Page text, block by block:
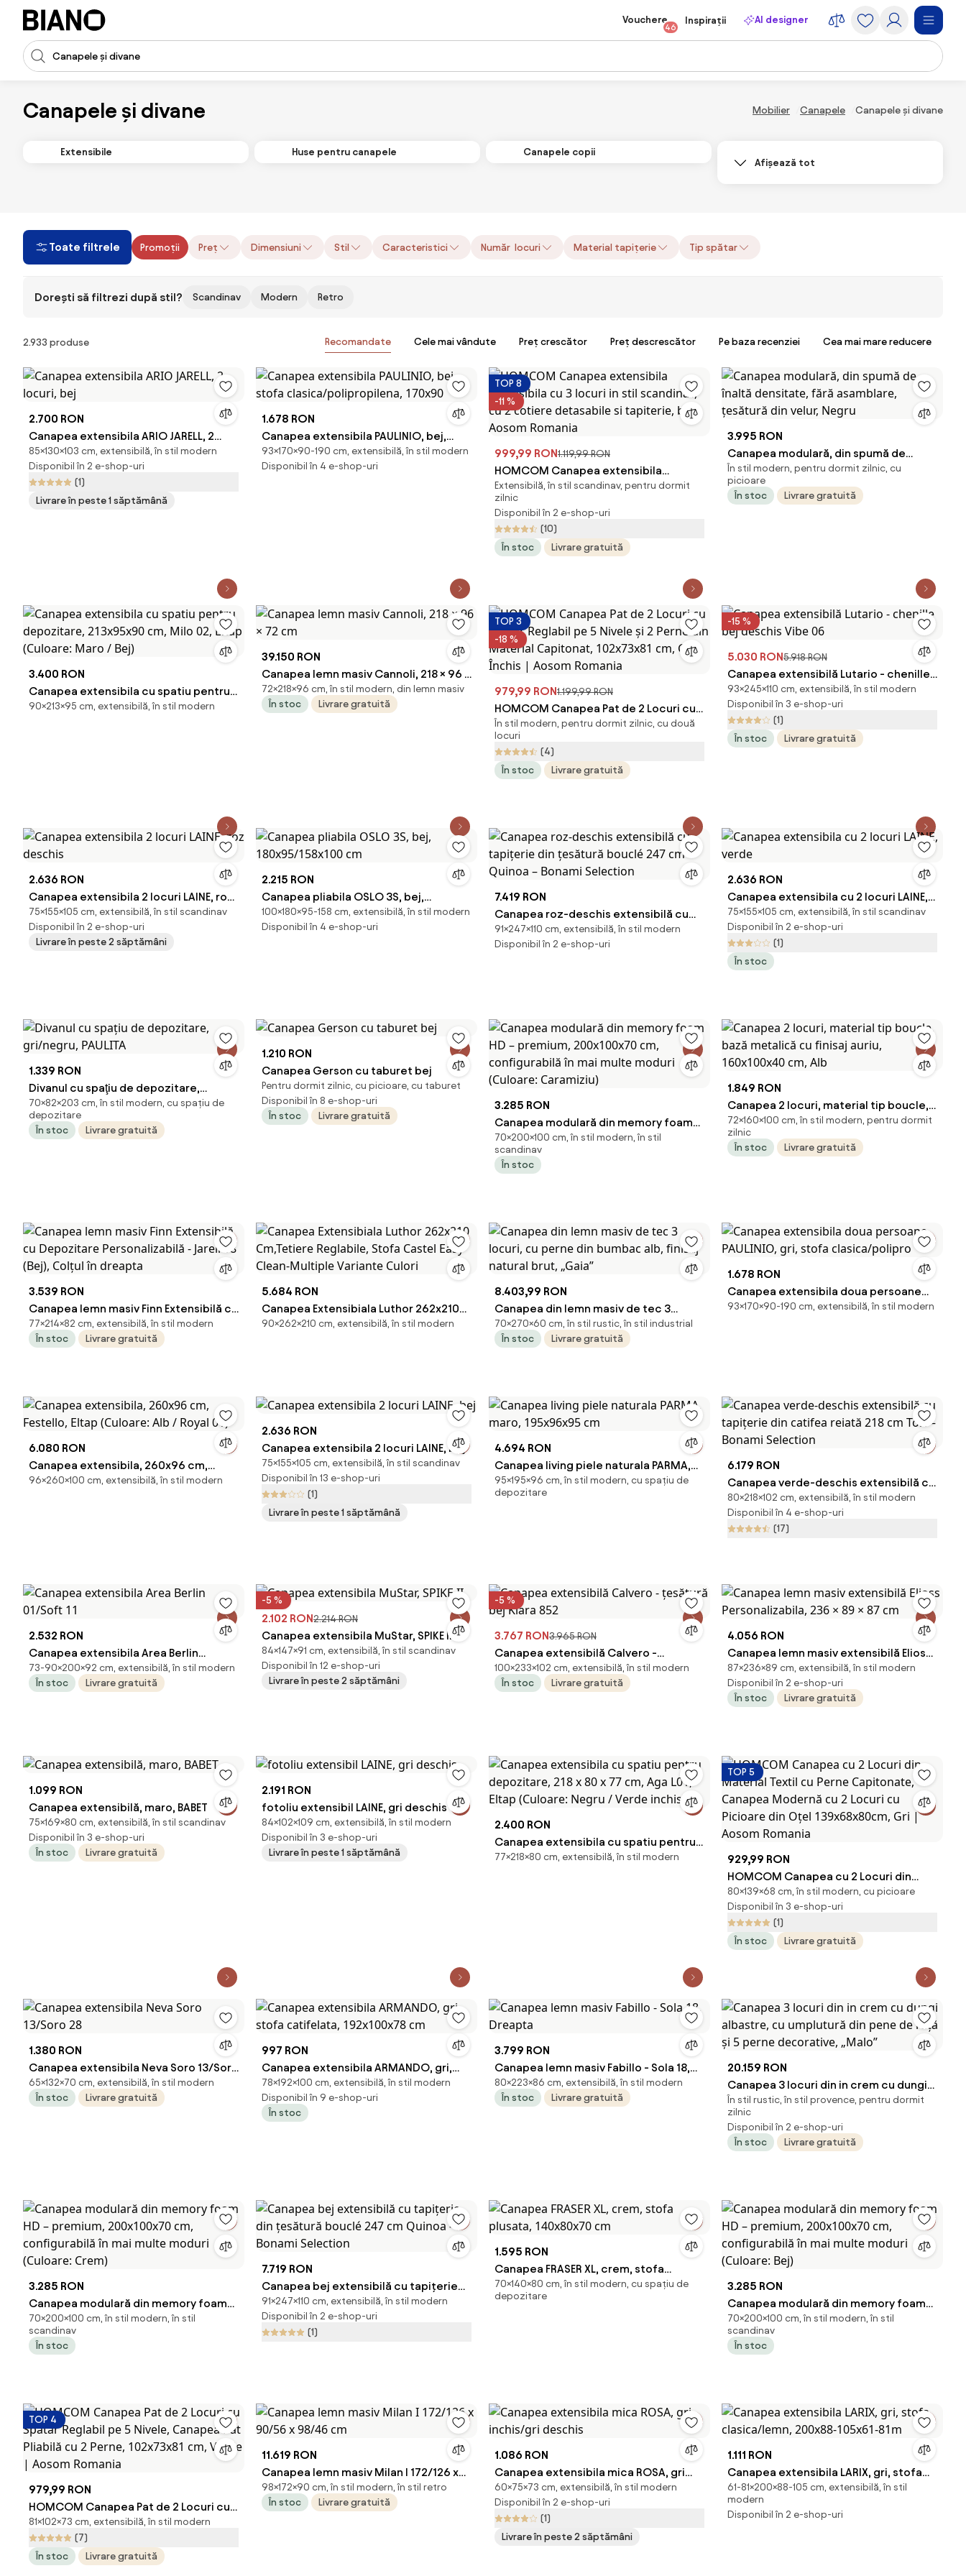
Sari peste navigare, accesează conținutul
Introducerea căutării
Vouchere
46
Inspirații AI designer
Canapele și divane Mobilier Canapele Canapele și divane
Extensibile Huse pentru canapele
Canapele copii
Afișează tot
Toate filtrele Promoții Preț Dimensiuni Stil Caracteristici Număr locuri Material tapițerie Tip spătar
Dorești să filtrezi după stil? Scandinav Modern Retro
Produse
2.933 produse Recomandate Cele mai vândute Preț crescător Preț descrescător Pe baza recenziei Cea mai mare reducere
2.700 RON
Canapea extensibila ARIO JARELL, 2
locuri, bej
85×130×103 cm, extensibilă, în stil modern
Disponibil în 2 e-shop-uri
(1)
Livrare în peste 1 săptămână
1.678 RON
Canapea extensibila PAULINIO, bej,
stofa clasica/polipropilena, 170x90
93×170×90-190 cm, extensibilă, în stil modern
Disponibil în 4 e-shop-uri
TOP 8
-11 %
999,99 RON1.119,99 RON
HOMCOM Canapea extensibila
extensibila cu 3 locuri in stil scandinav,
cu 2 cotiere detasabile si tapiterie, bej
| Aosom Romania
Extensibilă, în stil scandinav, pentru dormit
zilnic
Disponibil în 2 e-shop-uri
(10)
În stoc
Livrare gratuită
3.995 RON
Canapea modulară, din spumă de
înaltă densitate, fără asamblare,
țesătură din velur, Negru
În stil modern, pentru dormit zilnic, cu
picioare
În stoc
Livrare gratuită
3.400 RON
Canapea extensibila cu spatiu pentru
depozitare, 213x95x90 cm, Milo 02,
90×213×95 cm, extensibilă, în stil modern
39.150 RON
Canapea lemn masiv Cannoli, 218 × 96 ×
72 cm
72×218×96 cm, în stil modern, din lemn masiv
În stoc
Livrare gratuită
TOP 3
-18 %
979,99 RON1.199,99 RON
HOMCOM Canapea Pat de 2 Locuri cu
Spătar Reglabil pe 5 Nivele și 2 Perne
din Material Capitonat, 102x73x81 cm,
Gri Închis | Aosom Romania
În stil modern, pentru dormit zilnic, cu două
locuri
(4)
În stoc
Livrare gratuită
-15 %
5.030 RON5.918 RON
Canapea extensibilă Lutario - chenille
bej deschis Vibe 06
93×245×110 cm, extensibilă, în stil modern
Disponibil în 3 e-shop-uri
(1)
În stoc
Livrare gratuită
2.636 RON
Canapea extensibila 2 locuri LAINE, roz
deschis
75×155×105 cm, extensibilă, în stil scandinav
Disponibil în 2 e-shop-uri
Livrare în peste 2 săptămâni
2.215 RON
Canapea pliabila OSLO 3S, bej,
180x95/158x100 cm
100×180×95-158 cm, extensibilă, în stil modern
Disponibil în 4 e-shop-uri
7.419 RON
Canapea roz-deschis extensibilă cu
tapițerie din țesătură bouclé 247 cm
Quinoa – Bonami Selection
91×247×110 cm, extensibilă, în stil modern
Disponibil în 2 e-shop-uri
2.636 RON
Canapea extensibila cu 2 locuri LAINE,
verde
75×155×105 cm, extensibilă, în stil scandinav
Disponibil în 2 e-shop-uri
(1)
În stoc
1.339 RON
Divanul cu spaţiu de depozitare,
gri/negru, PAULITA
70×82×203 cm, în stil modern, cu spațiu de
depozitare
În stoc
Livrare gratuită
1.210 RON
Canapea Gerson cu taburet bej
Pentru dormit zilnic, cu picioare, cu taburet
Disponibil în 8 e-shop-uri
În stoc
Livrare gratuită
3.285 RON
Canapea modulară din memory foam
HD – premium, 200x100x70 cm,
configurabilă în mai multe moduri
(Culoare: Caramiziu)
70×200×100 cm, în stil modern, în stil
scandinav
În stoc
1.849 RON
Canapea 2 locuri, material tip boucle,
bază metalică cu finisaj auriu,
160x100x40 cm, Alb
72×160×100 cm, în stil modern, pentru dormit
zilnic
În stoc
Livrare gratuită
3.539 RON
Canapea lemn masiv Finn Extensibilă cu
Depozitare Personalizabilă - Jarell 18
(Bej), Colțul în dreapta
77×214×82 cm, extensibilă, în stil modern
În stoc
Livrare gratuită
5.684 RON
Canapea Extensibiala Luthor 262x210
Cm,Tetiere Reglabile, Stofa Castel
90×262×210 cm, extensibilă, în stil modern
8.403,99 RON
Canapea din lemn masiv de tec 3
locuri, cu perne din bumbac alb, finisaj
natural brut, „Gaia”
70×270×60 cm, în stil rustic, în stil industrial
În stoc
Livrare gratuită
1.678 RON
Canapea extensibila doua persoane
PAULINIO, gri, stofa clasica/polipro
93×170×90-190 cm, extensibilă, în stil modern
6.080 RON
Canapea extensibila, 260x96 cm,
Festello, Eltap (Culoare: Alb / Royal 01)
96×260×100 cm, extensibilă, în stil modern
2.636 RON
Canapea extensibila 2 locuri LAINE, bej
75×155×105 cm, extensibilă, în stil scandinav
Disponibil în 13 e-shop-uri
(1)
Livrare în peste 1 săptămână
4.694 RON
Canapea living piele naturala PARMA,
maro, 195x96x95 cm
95×195×96 cm, în stil modern, cu spațiu de
depozitare
6.179 RON
Canapea verde-deschis extensibilă cu
tapițerie din catifea reiată 218 cm Tori
– Bonami Selection
80×218×102 cm, extensibilă, în stil modern
Disponibil în 4 e-shop-uri
(17)
2.532 RON
Canapea extensibila Area Berlin
01/Soft 11
73-90×200×92 cm, extensibilă, în stil modern
În stoc
Livrare gratuită
-5 %
2.102 RON2.214 RON
Canapea extensibila MuStar, SPIKE II
84×147×91 cm, extensibilă, în stil scandinav
Disponibil în 12 e-shop-uri
Livrare în peste 2 săptămâni
-5 %
3.767 RON3.965 RON
Canapea extensibilă Calvero -
țesătură bej Kiara 852
100×233×102 cm, extensibilă, în stil modern
În stoc
Livrare gratuită
4.056 RON
Canapea lemn masiv extensibilă Elioss
Personalizabila, 236 × 89 × 87 cm
87×236×89 cm, extensibilă, în stil modern
Disponibil în 2 e-shop-uri
În stoc
Livrare gratuită
1.099 RON
Canapea extensibilă, maro, BABET
75×169×80 cm, extensibilă, în stil scandinav
Disponibil în 3 e-shop-uri
În stoc
Livrare gratuită
2.191 RON
fotoliu extensibil LAINE, gri deschis
84×102×109 cm, extensibilă, în stil modern
Disponibil în 3 e-shop-uri
Livrare în peste 1 săptămână
2.400 RON
Canapea extensibila cu spatiu pentru
depozitare, 218 x 80 x 77 cm, Aga L01,
77×218×80 cm, extensibilă, în stil modern
TOP 5
929,99 RON
HOMCOM Canapea cu 2 Locuri din
Material Textil cu Perne Capitonate,
Canapea Modernă cu 2 Locuri cu
Picioare din Oțel 139x68x80cm, Gri |
Aosom Romania
80×139×68 cm, în stil modern, cu picioare
Disponibil în 3 e-shop-uri
(1)
În stoc
Livrare gratuită
1.380 RON
Canapea extensibila Neva Soro 13/Soro
28
65×132×70 cm, extensibilă, în stil modern
În stoc
Livrare gratuită
997 RON
Canapea extensibila ARMANDO, gri,
stofa catifelata, 192x100x78 cm
78×192×100 cm, extensibilă, în stil modern
Disponibil în 9 e-shop-uri
În stoc
3.799 RON
Canapea lemn masiv Fabillo - Sola 18,
Dreapta
80×223×86 cm, extensibilă, în stil modern
În stoc
Livrare gratuită
20.159 RON
Canapea 3 locuri din in crem cu dungi
albastre, cu umplutură din pene de
rață și 5 perne decorative, „Malo”
În stil rustic, în stil provence, pentru dormit
zilnic
Disponibil în 2 e-shop-uri
În stoc
Livrare gratuită
3.285 RON
Canapea modulară din memory foam
HD – premium, 200x100x70 cm,
configurabilă în mai multe moduri
(Culoare: Crem)
70×200×100 cm, în stil modern, în stil
scandinav
În stoc
7.719 RON
Canapea bej extensibilă cu tapițerie
din țesătură bouclé 247 cm Quinoa –
Bonami Selection
91×247×110 cm, extensibilă, în stil modern
Disponibil în 2 e-shop-uri
(1)
1.595 RON
Canapea FRASER XL, crem, stofa
plusata, 140x80x70 cm
70×140×80 cm, în stil modern, cu spațiu de
depozitare
3.285 RON
Canapea modulară din memory foam
HD – premium, 200x100x70 cm,
configurabilă în mai multe moduri
(Culoare: Bej)
70×200×100 cm, în stil modern, în stil
scandinav
În stoc
TOP 4
979,99 RON
HOMCOM Canapea Pat de 2 Locuri cu
Spătar Reglabil pe 5 Nivele, Canapea
Pat Pliabilă cu 2 Perne, 102x73x81 cm,
Verde | Aosom Romania
81×102×73 cm, extensibilă, în stil modern
(7)
În stoc
Livrare gratuită
11.619 RON
Canapea lemn masiv Milan I 172/126 x
90/56 x 98/46 cm
98×172×90 cm, în stil modern, în stil retro
În stoc
Livrare gratuită
1.086 RON
Canapea extensibila mica ROSA, gri
inchis/gri deschis
60×75×73 cm, extensibilă, în stil modern
Disponibil în 2 e-shop-uri
(1)
Livrare în peste 2 săptămâni
1.111 RON
Canapea extensibila LARIX, gri, stofa
clasica/lemn, 200x88-105x61-81m
61-81×200×88-105 cm, extensibilă, în stil
modern
Disponibil în 2 e-shop-uri